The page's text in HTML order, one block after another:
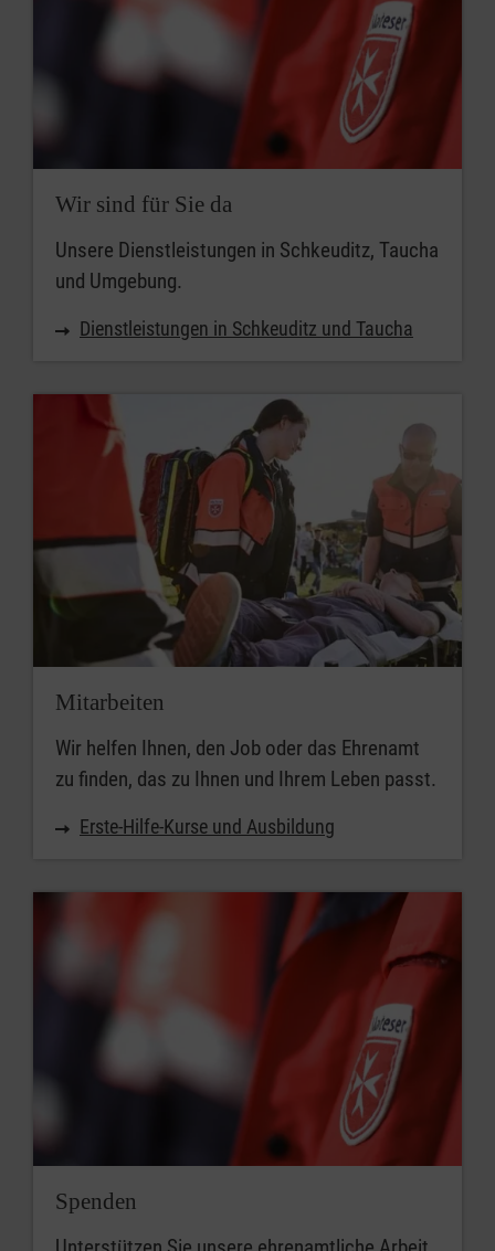
Wir sind für Sie da
Unsere Dienstleistungen in Schkeuditz, Taucha
und Umgebung.
Dienstleistungen in Schkeuditz und Taucha
Mitarbeiten
Wir helfen Ihnen, den Job oder das Ehrenamt
zu finden, das zu Ihnen und Ihrem Leben passt.
Erste-Hilfe-Kurse und Ausbildung
Spenden